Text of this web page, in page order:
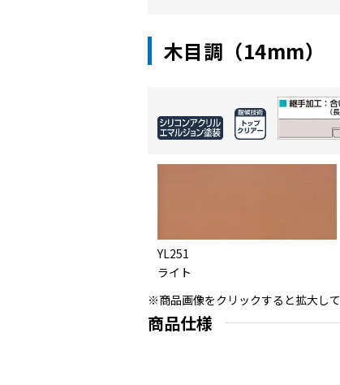
木目調（14mm）
YL251
ライト
※商品画像をクリックすると拡大して
商品仕様